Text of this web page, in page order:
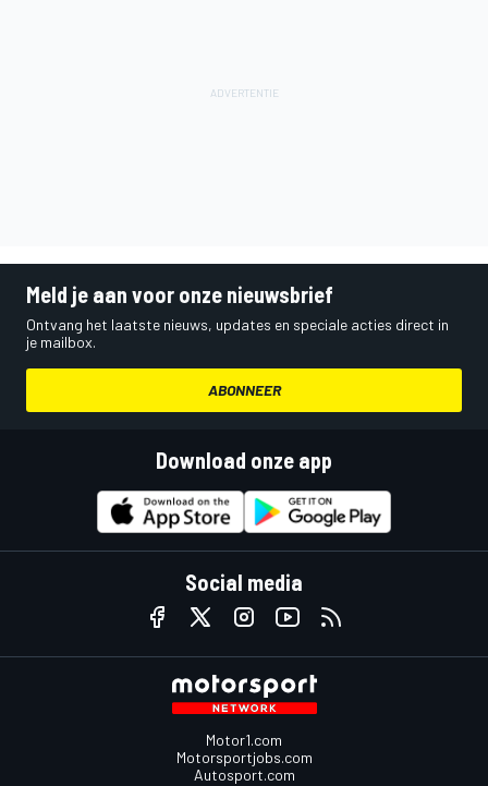
Meld je aan voor onze nieuwsbrief
Ontvang het laatste nieuws, updates en speciale acties direct in
je mailbox.
ABONNEER
Download onze app
Social media
Motor1.com
Motorsportjobs.com
Autosport.com